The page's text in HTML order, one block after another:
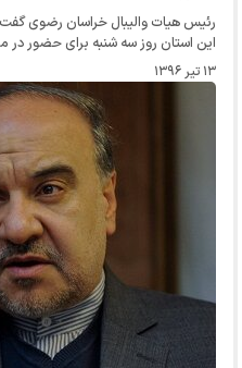
رئیس هیات والیبال خراسان رضوی
این استان روز سه شنبه برای حضور در
۱۳ تیر ۱۳۹۶